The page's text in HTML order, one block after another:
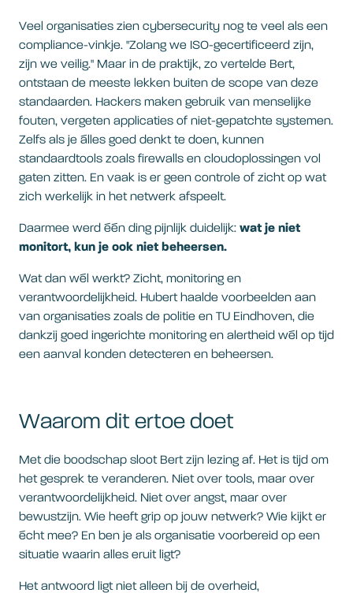
Veel organisaties zien cybersecurity nog te veel als een
compliance-vinkje. "Zolang we ISO-gecertificeerd zijn,
zijn we veilig." Maar in de praktijk, zo vertelde Bert,
ontstaan de meeste lekken buiten de scope van deze
standaarden. Hackers maken gebruik van menselijke
fouten, vergeten applicaties of niet-gepatchte systemen.
Zelfs als je álles goed denkt te doen, kunnen
standaardtools zoals firewalls en cloudoplossingen vol
gaten zitten. En vaak is er geen controle of zicht op wat
zich werkelijk in het netwerk afspeelt.
Daarmee werd één ding pijnlijk duidelijk: wat je niet
monitort, kun je ook niet beheersen.
Wat dan wél werkt? Zicht, monitoring en
verantwoordelijkheid. Hubert haalde voorbeelden aan
van organisaties zoals de politie en TU Eindhoven, die
dankzij goed ingerichte monitoring en alertheid wél op tijd
een aanval konden detecteren en beheersen.
Waarom dit ertoe doet
Met die boodschap sloot Bert zijn lezing af. Het is tijd om
het gesprek te veranderen. Niet over tools, maar over
verantwoordelijkheid. Niet over angst, maar over
bewustzijn. Wie heeft grip op jouw netwerk? Wie kijkt er
écht mee? En ben je als organisatie voorbereid op een
situatie waarin alles eruit ligt?
Het antwoord ligt niet alleen bij de overheid,